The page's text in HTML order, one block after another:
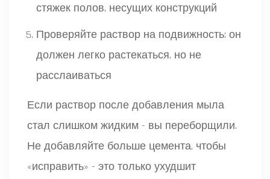
стяжек полов, несущих конструкций
Проверяйте раствор на подвижность: он
должен легко растекаться, но не
расслаиваться
Если раствор после добавления мыла
стал слишком жидким - вы переборщили.
Не добавляйте больше цемента, чтобы
«исправить» - это только ухудшит